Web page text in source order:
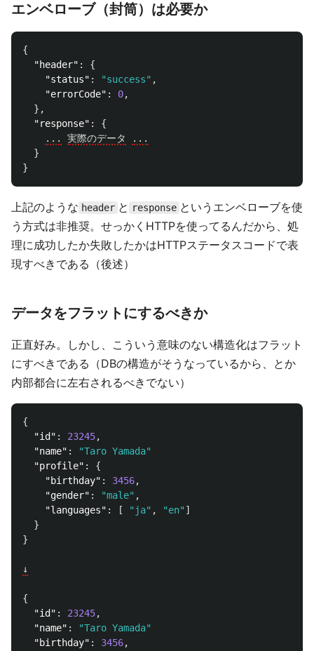
エンベローブ（封筒）は必要か
{
"header" :
{
"status" : "success" ,
"errorCode" : 0,
},
"response" :
{
...
実際のデータ
...
}
}
上記のような header と response というエンベローブを使
う方式は非推奨。せっかくHTTPを使ってるんだから、処
理に成功したか失敗したかはHTTPステータスコードで表
現すべきである（後述）
データをフラットにするべきか
正直好み。しかし、こういう意味のない構造化はフラット
にすべきである（DBの構造がそうなっているから、とか
内部都合に左右されるべきでない）
{
"id" : 23245,
"name" :
"Taro Yamada"
"profile" :
{
"birthday" : 3456,
"gender" : "male" ,
"languages" : [ "ja" , "en" ]
}
}
↓
{
"id" : 23245,
"name" :
"Taro Yamada"
"birthday" : 3456,